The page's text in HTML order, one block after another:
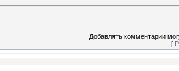
Добавлять комментарии
[